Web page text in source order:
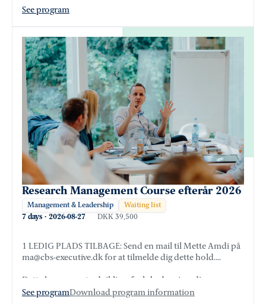
See program
Research Management Course efterår 2026
Management & Leadership Waiting list
7 days · 2026-08-27 DKK 39,500
1 LEDIG PLADS TILBAGE: Send en mail til Mette Amdi på
ma@cbs-executive.dk for at tilmelde dig dette hold.
Dette kursus er et udviklingsforløb, der giver dig
tværfaglige perspektiver på forskningsledelse og konkrete
See programDownload program information